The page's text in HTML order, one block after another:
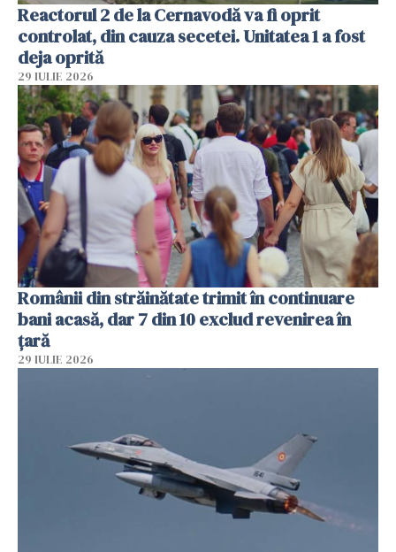
Reactorul 2 de la Cernavodă va fi oprit
controlat, din cauza secetei. Unitatea 1 a fost
deja oprită
29 IULIE 2026
Românii din străinătate trimit în continuare
bani acasă, dar 7 din 10 exclud revenirea în
țară
29 IULIE 2026